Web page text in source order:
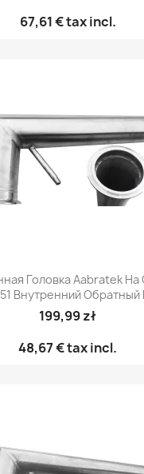
67,61 €tax incl.
Головка Aabratek
Внутренний Обратный
199,99 zł
48,67 €tax incl.